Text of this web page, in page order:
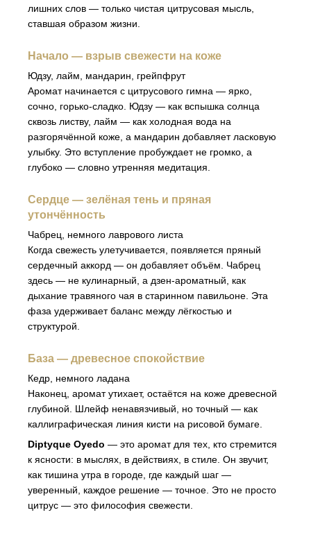
лишних слов — только чистая цитрусовая мысль,
ставшая образом жизни.
Начало — взрыв свежести на коже
Юдзу, лайм, мандарин, грейпфрут
Аромат начинается с цитрусового гимна — ярко,
сочно, горько-сладко. Юдзу — как вспышка солнца
сквозь листву, лайм — как холодная вода на
разгорячённой коже, а мандарин добавляет ласковую
улыбку. Это вступление пробуждает не громко, а
глубоко — словно утренняя медитация.
Сердце — зелёная тень и пряная
утончённость
Чабрец, немного лаврового листа
Когда свежесть улетучивается, появляется пряный
сердечный аккорд — он добавляет объём. Чабрец
здесь — не кулинарный, а дзен-ароматный, как
дыхание травяного чая в старинном павильоне. Эта
фаза удерживает баланс между лёгкостью и
структурой.
База — древесное спокойствие
Кедр, немного ладана
Наконец, аромат утихает, остаётся на коже древесной
глубиной. Шлейф ненавязчивый, но точный — как
каллиграфическая линия кисти на рисовой бумаге.
Diptyque Oyedo — это аромат для тех, кто стремится
к ясности: в мыслях, в действиях, в стиле. Он звучит,
как тишина утра в городе, где каждый шаг —
уверенный, каждое решение — точное. Это не просто
цитрус — это философия свежести.